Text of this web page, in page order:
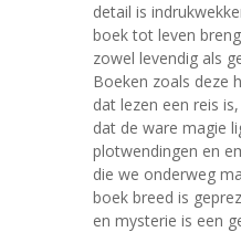
detail is
boek tot leven
zowel levendig als
Boeken zoals deze
dat lezen een reis
dat de ware magie
plotwendingen en
die we onderweg
boek breed is
en mysterie is een